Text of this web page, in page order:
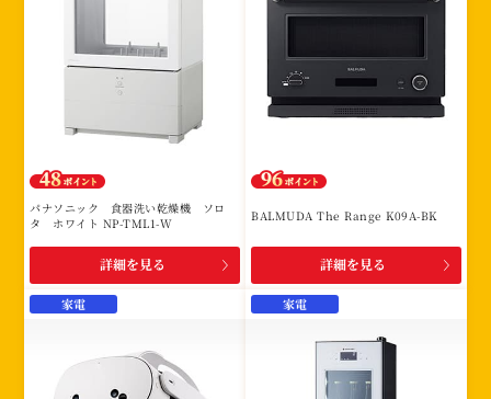
パナソニック 食器洗い乾燥機 ソロ
タ ホワイト NP-TML1-W
詳細を見る
BALMUDA The Range K09A-BK
詳細を見る
家電 家電